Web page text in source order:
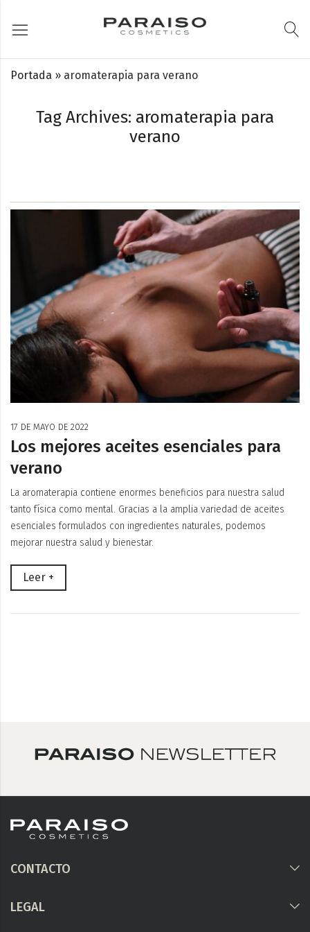
Tag Archives: aromaterapia para
verano
Portada » aromaterapia para verano
17 DE MAYO DE 2022
Los mejores aceites esenciales para
verano
La aromaterapia contiene enormes beneficios para nuestra salud
tanto física como mental. Gracias a la amplia variedad de aceites
esenciales formulados con ingredientes naturales, podemos
mejorar nuestra salud y bienestar.
Leer +
CONTACTO
LEGAL